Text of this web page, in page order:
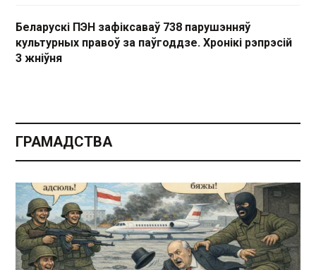
Беларускі ПЭН зафіксаваў 738 парушэнняў
культурных правоў за паўгоддзе. Хронікі рэпрэсій
3 жніўня
ГРАМАДСТВА